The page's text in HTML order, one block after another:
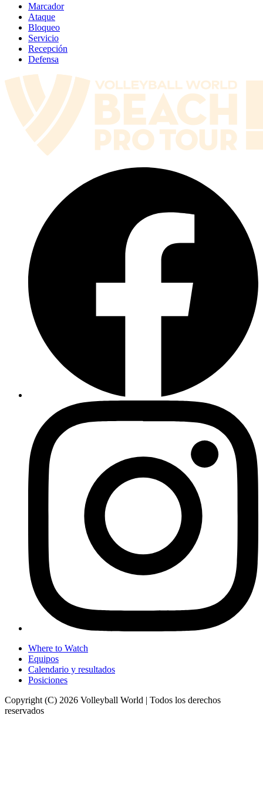
Marcador
Ataque
Bloqueo
Servicio
Recepción
Defensa
Where to Watch
Equipos
Calendario y resultados
Posiciones
Copyright (C) 2026 Volleyball World | Todos los derechos
reservados